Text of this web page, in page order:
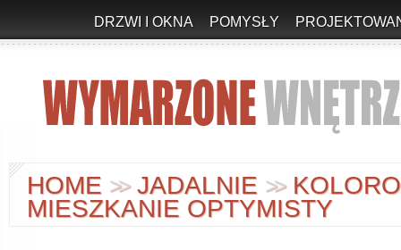
DRZWI I OKNA POMYSŁY
HOME >> JADALNIE >>
MIESZKANIE OPTYMISTY